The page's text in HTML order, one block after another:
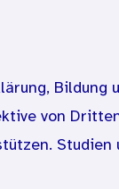
Bildung
von
Studien